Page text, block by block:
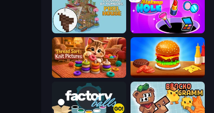
Make Up Hole
Thread Sort: Knit Pictures Burger Cafe